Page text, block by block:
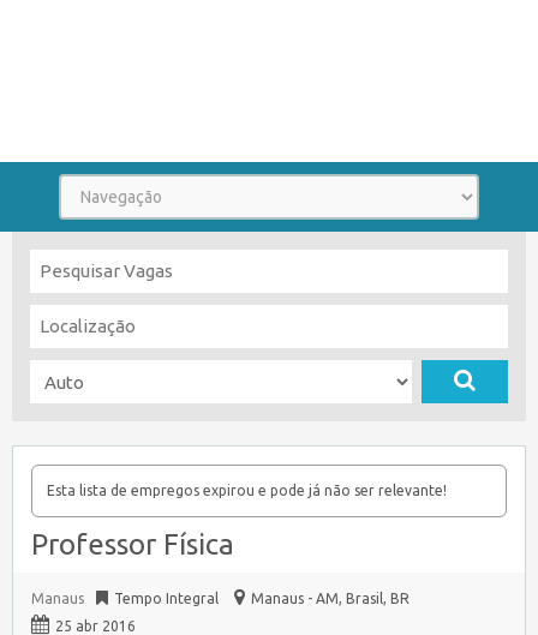
Esta lista de empregos expirou e pode já não ser relevante!
Professor Física
Manaus Tempo Integral Manaus - AM, Brasil, BR
25 abr 2016